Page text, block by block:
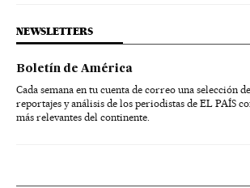
NEWSLETTERS
Boletín de América
Cada semana en tu cuenta de correo una selección
reportajes y análisis de los periodistas de EL PAÍS
más relevantes del continente.